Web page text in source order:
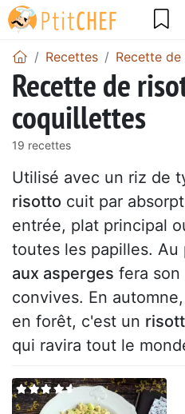
Recettes Recette
Recette de
coquillettes
19 recettes
Utilisé avec un riz de
risotto cuit par
entrée, plat principal
toutes les papilles. Au
aux asperges fera
convives. En
en forêt, c'est un
qui ravira tout le